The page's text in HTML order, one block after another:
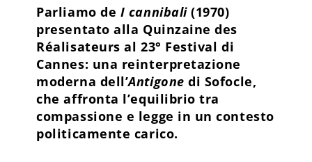
Parliamo de I cannibali(1970)
presentato alla Quinzaine des
Réalisateurs al 23° Festival di
Cannes: una reinterpretazione
moderna dell’Antigone di Sofocle,
che affronta l’equilibrio tra
compassione e legge in un contesto
politicamente carico.